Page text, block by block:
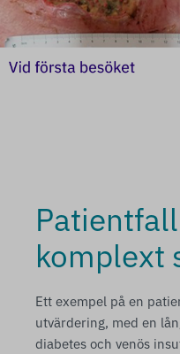
komplext
Ett exempel på en
utvärdering, med en
diabetes och venös